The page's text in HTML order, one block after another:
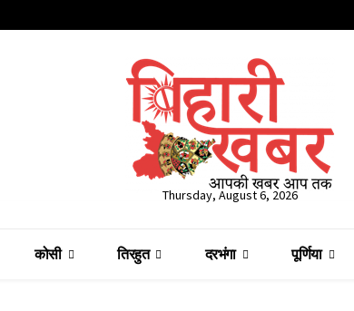
Thursday, August 6, 2026
कोसी तिरहुत दरभंगा पूर्णिया